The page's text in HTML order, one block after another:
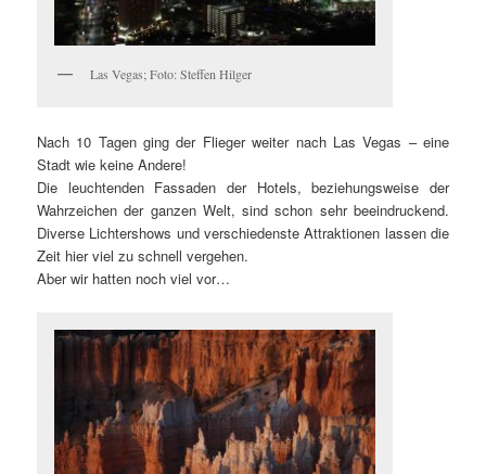
Las Vegas; Foto: Steffen Hilger
Nach 10 Tagen ging der Flieger weiter nach Las Vegas – eine
Stadt wie keine Andere!
Die leuchtenden Fassaden der Hotels, beziehungsweise der
Wahrzeichen der ganzen Welt, sind schon sehr beeindruckend.
Diverse Lichtershows und verschiedenste Attraktionen lassen die
Zeit hier viel zu schnell vergehen.
Aber wir hatten noch viel vor…